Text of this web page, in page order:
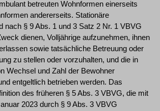
betreuten Wohnformen einerseits
andererseits. Stationäre
nach § 9 Abs. 1 und 3 Satz 2 Nr. 1 VBVG
dienen, Volljährige aufzunehmen, ihnen
sowie tatsächliche Betreuung oder
zu stellen oder vorzuhalten, und die in
Wechsel und Zahl der Bewohner
entgeltlich betrieben werden. Das
des früheren § 5 Abs. 3 VBVG, die mit
2023 durch § 9 Abs. 3 VBVG